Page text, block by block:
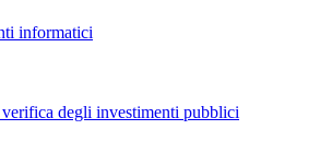
informatici
degli investimenti pubblici